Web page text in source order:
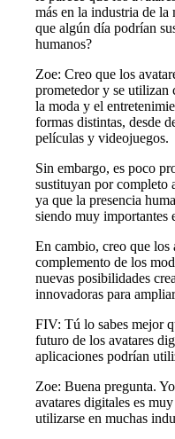
más en la industria de la
que algún día podrían
humanos?
Zoe: Creo que los
prometedor y se utilizan
la moda y el
formas distintas, desde
películas y videojuegos.
Sin embargo, es poco
sustituyan por completo
ya que la presencia
siendo muy importantes
En cambio, creo que los
complemento de los
nuevas posibilidades
innovadoras para
FIV: Tú lo sabes mejor
futuro de los avatares
aplicaciones podrían
Zoe: Buena pregunta.
avatares digitales es
utilizarse en muchas